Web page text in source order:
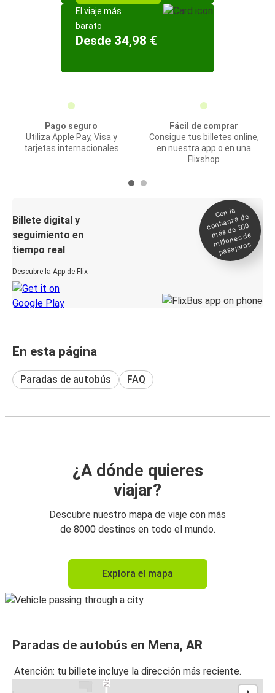
El viaje más
barato
Desde 34,98 €
Pago seguro
Utiliza Apple Pay, Visa y
tarjetas internacionales
Fácil de comprar
Consigue tus billetes online,
en nuestra app o en una
Flixshop
Billete digital y
seguimiento en
tiempo real
Descubre la App de Flix
Con la
confianza de
más de 500
millones de
pasajeros
En esta página
Paradas de autobús FAQ
¿A dónde quieres
viajar?
Descubre nuestro mapa de viaje con más
de 8000 destinos en todo el mundo.
Explora el mapa
Paradas de autobús en Mena, AR
Atención: tu billete incluye la dirección más reciente.